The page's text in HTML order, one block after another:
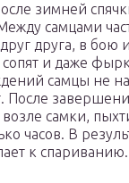
зимней
самцами
друга, в
и даже
самцы не
После
самки,
часов. В
к спариванию.